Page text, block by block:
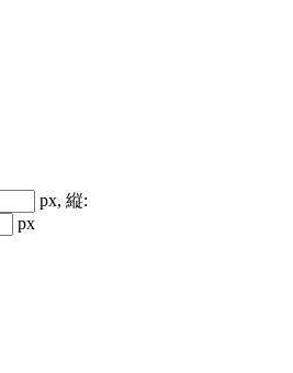
px, 縦:
px